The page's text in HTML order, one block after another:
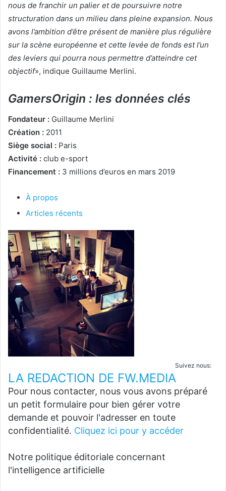
nous de franchir un palier et de poursuivre notre
structuration dans un milieu dans pleine expansion. Nous
avons l’ambition d’être présent de manière plus régulière
sur la scène européenne et cette levée de fonds est l’un
des leviers qui pourra nous permettre d’atteindre cet
objectif», indique Guillaume Merlini.
GamersOrigin : les données clés
Fondateur : Guillaume Merlini
Création : 2011
Siège social : Paris
Activité : club e-sport
Financement : 3 millions d’euros en mars 2019
À propos
Articles récents
Suivez nous:
LA REDACTION DE FW.MEDIA
Pour nous contacter, nous vous avons préparé
un petit formulaire pour bien gérer votre
demande et pouvoir l'adresser en toute
confidentialité. Cliquez ici pour y accéder
Notre politique éditoriale concernant
l'intelligence artificielle